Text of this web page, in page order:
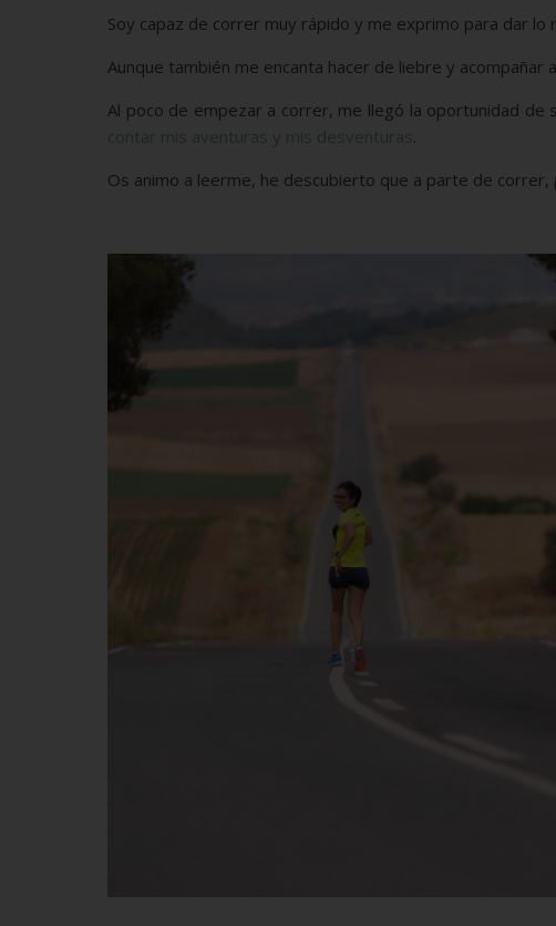
Soy capaz de correr muy rápido y me exprimo para dar lo
Aunque también me encanta hacer de liebre y acompañar
Al poco de empezar a correr, me llegó la oportunidad de
contar mis aventuras y mis desventuras.
Os animo a leerme, he descubierto que a parte de correr,